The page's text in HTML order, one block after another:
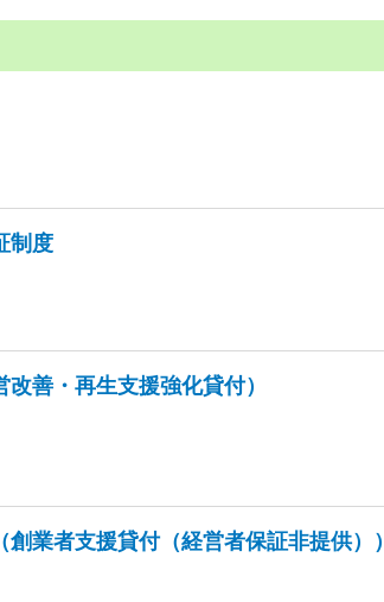
制度
善・再生支援強化貸付）
業者支援貸付（経営者保証非提供））